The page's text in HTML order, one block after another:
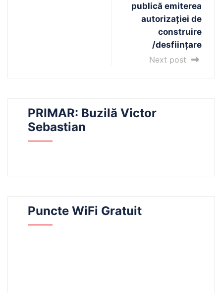
publică emiterea
autorizaţiei de
construire
/desființare
Next post
PRIMAR: Buzilă Victor
Sebastian
Puncte WiFi Gratuit